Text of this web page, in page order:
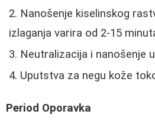
Nanošenje kiselinskog
izlaganja varira od 2-15
Neutralizacija i nanošenje
Uputstva za negu kože
Period Oporavka